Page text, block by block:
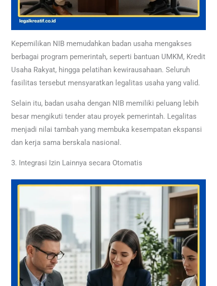
Kepemilikan NIB memudahkan badan usaha mengakses
berbagai program pemerintah, seperti bantuan UMKM, Kredit
Usaha Rakyat, hingga pelatihan kewirausahaan. Seluruh
fasilitas tersebut mensyaratkan legalitas usaha yang valid.
Selain itu, badan usaha dengan NIB memiliki peluang lebih
besar mengikuti tender atau proyek pemerintah. Legalitas
menjadi nilai tambah yang membuka kesempatan ekspansi
dan kerja sama berskala nasional.
3. Integrasi Izin Lainnya secara Otomatis